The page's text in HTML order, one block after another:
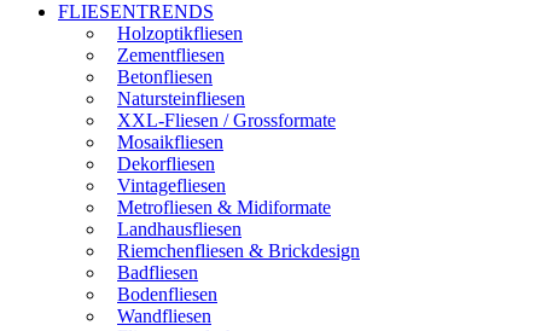
FLIESENTRENDS
Holzoptikfliesen
Zementfliesen
Betonfliesen
Natursteinfliesen
XXL-Fliesen / Grossformate
Mosaikfliesen
Dekorfliesen
Vintagefliesen
Metrofliesen & Midiformate
Landhausfliesen
Riemchenfliesen & Brickdesign
Badfliesen
Bodenfliesen
Wandfliesen